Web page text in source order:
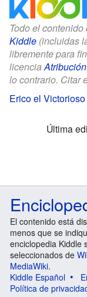
Todo el
Kiddle (incluidas
libremente para
licencia
lo contrario. Citar
Erico el
Última
El contenido está
menos que se
enciclopedia Kiddle
seleccionados de
MediaWiki.
Kiddle Español
Política de